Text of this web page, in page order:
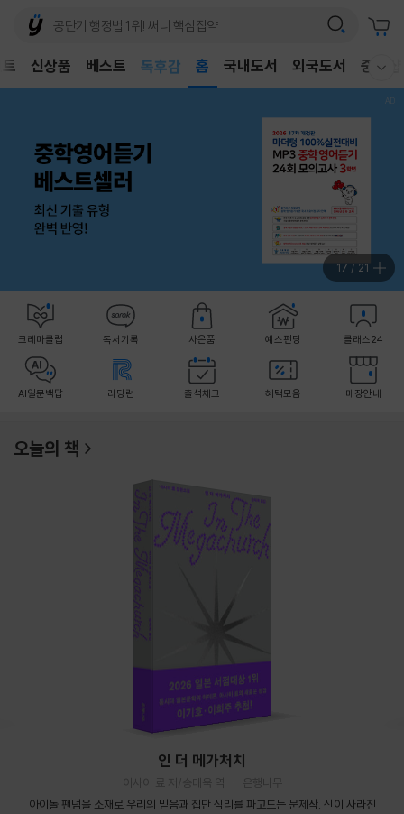
신상품 베스트
독후감
어린이
홈 국내도서 외국도서 중고샵
18 / 21
크레마클럽 독서기록 사은품 예스펀딩 클래스24
AI일문백답 리딩런 출석체크 혜택모음 매장안내
오늘의 책
인 더 메가처치
아사이 료 저/송태욱 역
은행나무
아이돌 팬덤을 소재로 우리의 믿음과 집단 심리를 파고드는 문제작. 신이 사라진